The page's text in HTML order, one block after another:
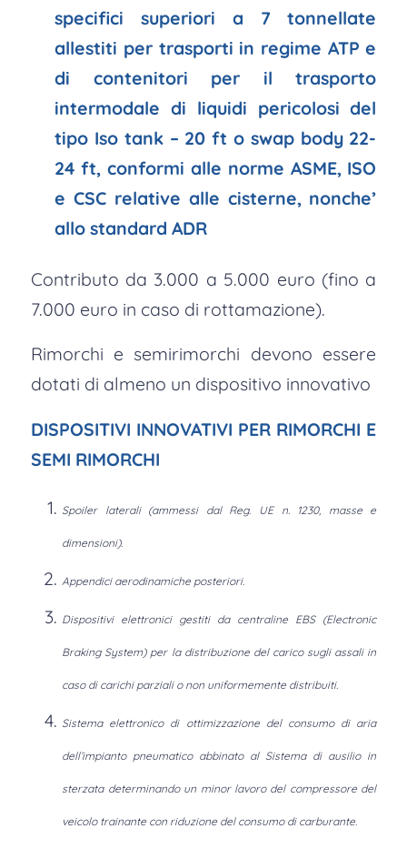
specifici superiori a 7 tonnellate
allestiti per trasporti in regime ATP e
di contenitori per il trasporto
intermodale di liquidi pericolosi del
tipo Iso tank – 20 ft o swap body 22-
24 ft, conformi alle norme ASME, ISO
e CSC relative alle cisterne, nonche’
allo standard ADR
Contributo da 3.000 a 5.000 euro (fino a
7.000 euro in caso di rottamazione).
Rimorchi e semirimorchi devono essere
dotati di almeno un dispositivo innovativo
DISPOSITIVI INNOVATIVI PER RIMORCHI E
SEMI RIMORCHI
Spoiler laterali (ammessi dal Reg. UE n. 1230, masse e
dimensioni).
Appendici aerodinamiche posteriori.
Dispositivi elettronici gestiti da centraline EBS (Electronic
Braking System) per la distribuzione del carico sugli assali in
caso di carichi parziali o non uniformemente distribuiti.
Sistema elettronico di ottimizzazione del consumo di aria
dell’impianto pneumatico abbinato al Sistema di ausilio in
sterzata determinando un minor lavoro del compressore del
veicolo trainante con riduzione del consumo di carburante.